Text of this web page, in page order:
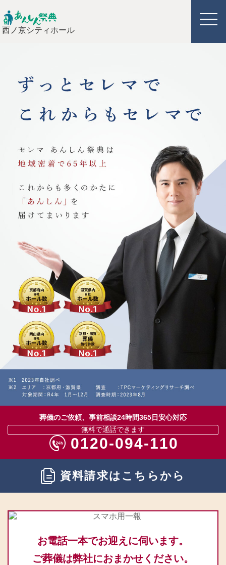
西ノ京シティホール
葬儀のご依頼、事前相談24時間365日安心対応
無料で通話できます
0120-094-110
資料請求はこちらから
お電話一本でお迎えに伺います。
ご葬儀は弊社におまかせください。